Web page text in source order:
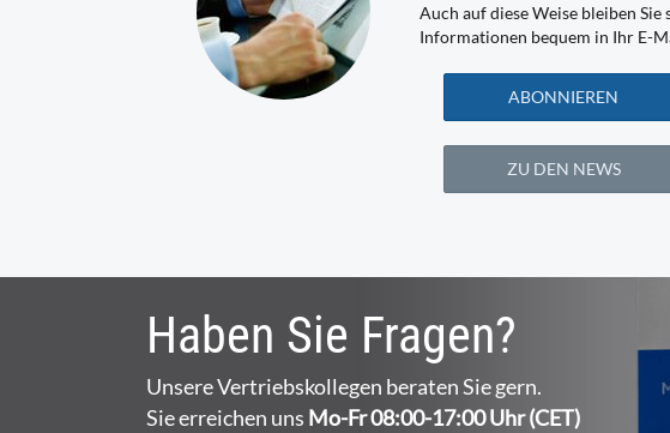
Auch auf diese Weise bleiben
Informationen bequem in Ihr E-
ABONNIEREN
ZU DEN NEWS
Haben Sie Fragen?
Unsere Vertriebskollegen beraten Sie gern.
Sie erreichen uns Mo-Fr 08:00-17:00 Uhr (CET)